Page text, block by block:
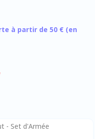
à partir de 50 € (en
- Set d'Armée